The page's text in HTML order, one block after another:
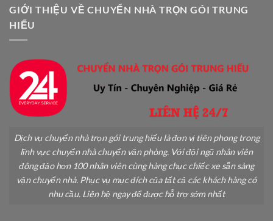
Toàn
Không
GIỚI THIỆU VỀ CHUYỂN NHÀ TRỌN GÓI TRUNG
HIẾU
Dịch vụ chuyển nhà trọn gói trung hiếu là đơn vị tiên phong trong
lĩnh vực chuyển nhà chuyển văn phòng. Với đội ngũ nhân viên
đông đảo hơn 100 nhân viên cùng hàng chục chiếc xe sẵn sàng
vận chuyển nhà. Phục vụ mục đích của tất cả các khách hàng có
nhu cầu. Liên hệ ngay để được hỗ trợ sớm nhất